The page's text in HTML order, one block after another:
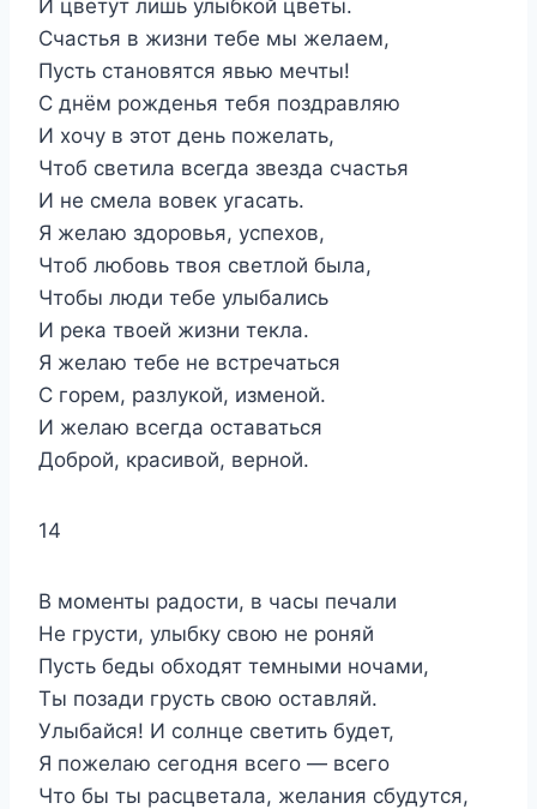
И цветут лишь улыбкой цветы.
Счастья в жизни тебе мы желаем,
Пусть становятся явью мечты!
С днём рожденья тебя поздравляю
И хочу в этот день пожелать,
Чтоб светила всегда звезда счастья
И не смела вовек угасать.
Я желаю здоровья, успехов,
Чтоб любовь твоя светлой была,
Чтобы люди тебе улыбались
И река твоей жизни текла.
Я желаю тебе не встречаться
С горем, разлукой, изменой.
И желаю всегда оставаться
Доброй, красивой, верной.
14
В моменты радости, в часы печали
Не грусти, улыбку свою не роняй
Пусть беды обходят темными ночами,
Ты позади грусть свою оставляй.
Улыбайся! И солнце светить будет,
Я пожелаю сегодня всего — всего
Что бы ты расцветала, желания сбудутся,